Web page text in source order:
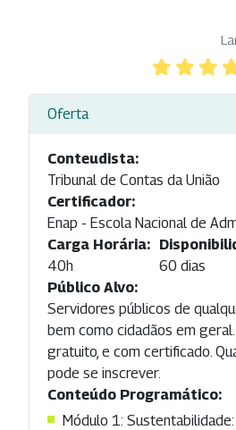
Oferta
Conteudista:
Tribunal de Contas da União
Certificador:
Enap - Escola Nacional de
Carga Horária:
40h
60 dias
Público Alvo:
Servidores públicos de
bem como cidadãos em
gratuito, e com certificado.
pode se inscrever.
Conteúdo Programático:
Módulo 1: